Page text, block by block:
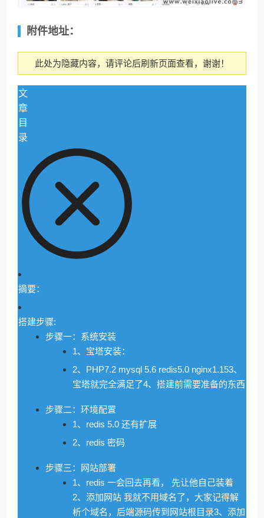
附件地址：
此处为隐藏内容，请评论后刷新页面查看，谢谢！
文
章
目
录
摘要：
搭建步骤:
步骤一：系统安装
1、宝塔安装：
2、PHP7.2 mysql 5.6 redis5.0 nginx1.153、
宝塔就完全满足了4、搭建前需要准备的东西
步骤二：环境配置
1、redis 5.0 还有扩展
2、redis 密码
步骤三：网站部署
1、redis 一会回去再看， 先让他自己装着
2、添加网站 我就不用域名了，大家记得解
析个域名，后端源码传到网站根目录3、添加